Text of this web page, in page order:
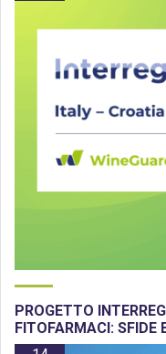
PROGETTO
FITOFARMACI: SFIDE